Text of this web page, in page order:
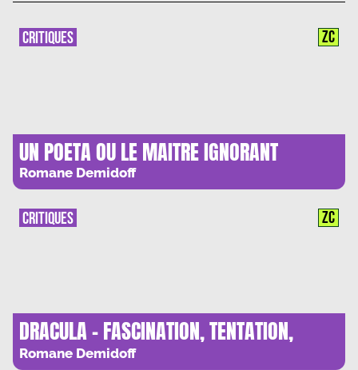
UN POETA OU LE MAITRE IGNORANT
Romane Demidoff
CRITIQUES ZC
DRACULA – FASCINATION, TENTATION,
HESITATION
Romane Demidoff
CRITIQUES ZC